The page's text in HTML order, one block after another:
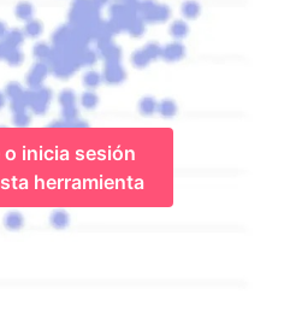
o inicia sesión
herramienta